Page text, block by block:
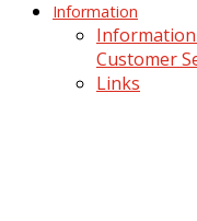
Information
Customer
Links